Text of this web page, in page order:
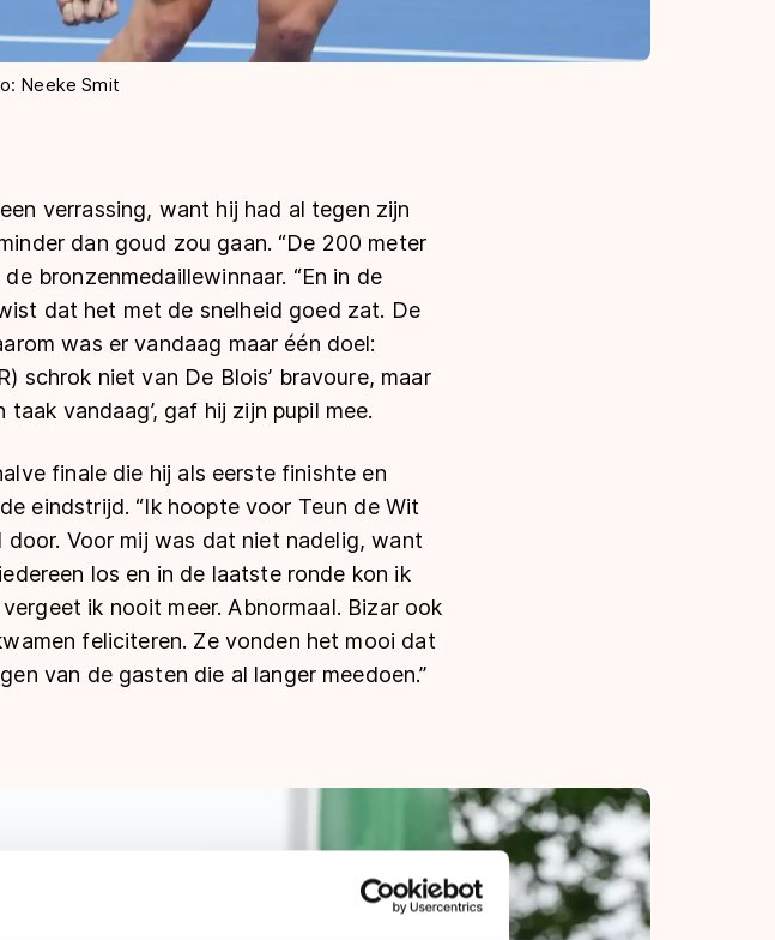
Neeke Smit
verrassing, want hij had al tegen zijn
dan goud zou gaan. “De 200 meter
bronzenmedaillewinnaar. “En in de
dat het met de snelheid goed zat. De
was er vandaag maar één doel:
schrok niet van De Blois’ bravoure, maar
vandaag’, gaf hij zijn pupil mee.
finale die hij als eerste finishte en
eindstrijd. “Ik hoopte voor Teun de Wit
Voor mij was dat niet nadelig, want
los en in de laatste ronde kon ik
ik nooit meer. Abnormaal. Bizar ook
feliciteren. Ze vonden het mooi dat
van de gasten die al langer meedoen.”